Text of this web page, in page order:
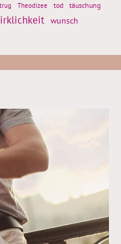
Theodizee tod täuschung
wunsch